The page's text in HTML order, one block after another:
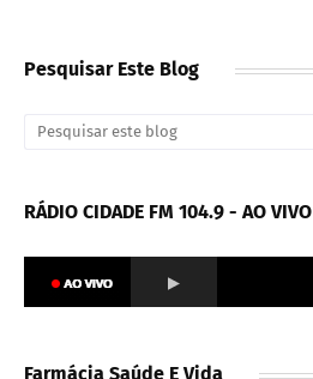
Pesquisar Este Blog
RÁDIO CIDADE FM 104.9 - AO VIVO
Farmácia Saúde E Vida